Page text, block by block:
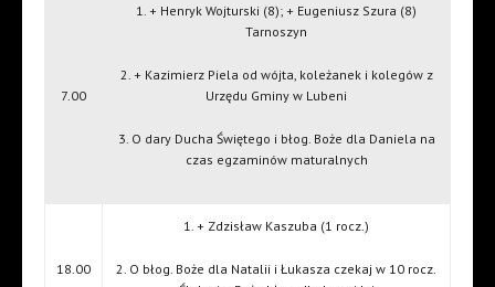
7.00
1. + Henryk Wojturski (8); + Eugeniusz Szura (8)
Tarnoszyn
2. + Kazimierz Piela od wójta, koleżanek i kolegów z
Urzędu Gminy w Lubeni
3. O dary Ducha Świętego i błog. Boże dla Daniela na
czas egzaminów maturalnych
18.00
1. + Zdzisław Kaszuba (1 rocz.)
2. O błog. Boże dla Natalii i Łukasza czekaj w 10 rocz.